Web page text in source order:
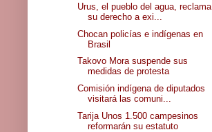
Urus, el pueblo del agua, reclama
su derecho a exi...
Chocan policías e indígenas en
Brasil
Takovo Mora suspende sus
medidas de protesta
Comisión indígena de diputados
visitará las comuni...
Tarija Unos 1.500 campesinos
reformarán su estatuto